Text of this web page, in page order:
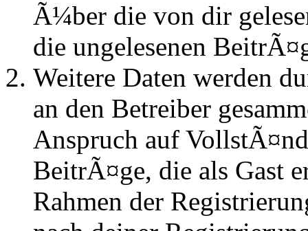
Ã¼ber die von dir
die ungelesenen
Weitere Daten werden
an den Betreiber
Anspruch auf
BeitrÃ¤ge, die als Gast
Rahmen der